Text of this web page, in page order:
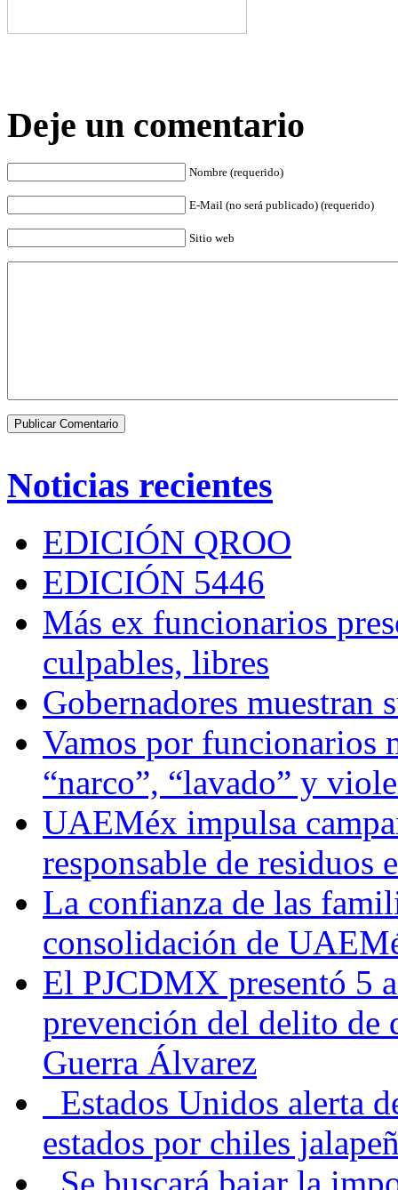
Deje un comentario
Nombre (requerido)
E-Mail (no será publicado) (requerido)
Sitio web
Noticias recientes
EDICIÓN QROO
EDICIÓN 5446
Más ex funcionarios
culpables, libres
Gobernadores muestran
Vamos por funcionarios
“narco”, “lavado” y
UAEMéx impulsa
responsable de residuos
La confianza de las
consolidación de
El PJCDMX presentó 5
prevención del delito de
Guerra Álvarez
Estados Unidos alerta
estados por chiles